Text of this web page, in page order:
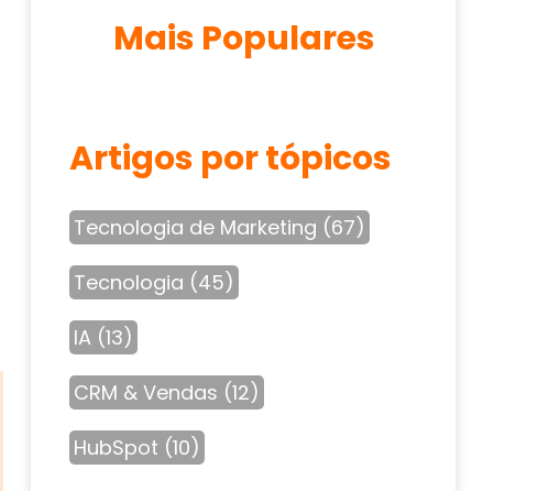
Mais Populares
Artigos por tópicos
Tecnologia de Marketing (67)
Tecnologia (45)
IA (13)
CRM & Vendas (12)
HubSpot (10)